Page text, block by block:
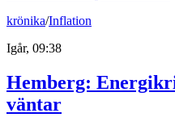
krönika/Inflation
Igår, 09:38
Hemberg:
väntar